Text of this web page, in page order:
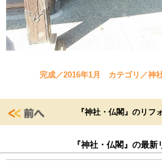
完成／2016年1月 カテゴリ／神
『神社・仏閣』のリフ
『神社・仏閣』の最新